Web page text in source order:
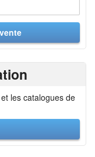
les catalogues de